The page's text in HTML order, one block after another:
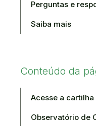
Perguntas e
Saiba mais
Conteúdo da
Acesse a cartilha
Observatório de